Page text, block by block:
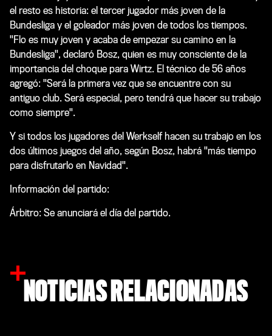
el resto es historia: el tercer jugador más joven de la
Bundesliga y el goleador más joven de todos los tiempos.
"Flo es muy joven y acaba de empezar su camino en la
Bundesliga", declaró Bosz, quien es muy consciente de la
importancia del choque para Wirtz. El técnico de 56 años
agregó: "Será la primera vez que se encuentre con su
antiguo club. Será especial, pero tendrá que hacer su trabajo
como siempre".
Y si todos los jugadores del Werkself hacen su trabajo en los
dos últimos juegos del año, según Bosz, habrá "más tiempo
para disfrutarlo en Navidad".
Información del partido:
Árbitro: Se anunciará el día del partido.
NOTICIAS RELACIONADAS